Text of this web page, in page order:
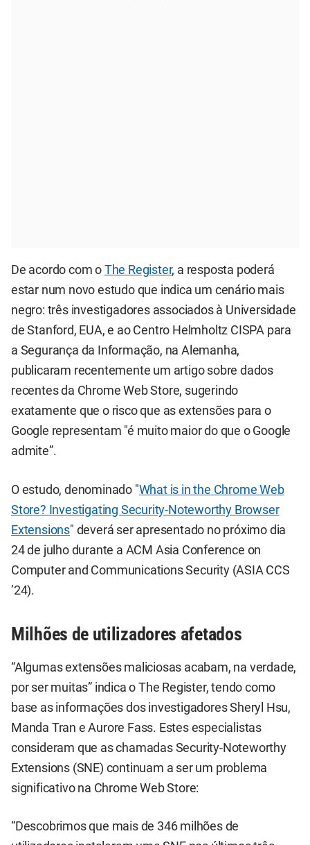
De acordo com o The Register, a resposta poderá
estar num novo estudo que indica um cenário mais
negro: três investigadores associados à Universidade
de Stanford, EUA, e ao Centro Helmholtz CISPA para
a Segurança da Informação, na Alemanha,
publicaram recentemente um artigo sobre dados
recentes da Chrome Web Store, sugerindo
exatamente que o risco que as extensões para o
Google representam "é muito maior do que o Google
admite”.
O estudo, denominado "What is in the Chrome Web
Store? Investigating Security-Noteworthy Browser
Extensions" deverá ser apresentado no próximo dia
24 de julho durante a ACM Asia Conference on
Computer and Communications Security (ASIA CCS
’24).
Milhões de utilizadores afetados
“Algumas extensões maliciosas acabam, na verdade,
por ser muitas” indica o The Register, tendo como
base as informações dos investigadores Sheryl Hsu,
Manda Tran e Aurore Fass. Estes especialistas
consideram que as chamadas Security-Noteworthy
Extensions (SNE) continuam a ser um problema
significativo na Chrome Web Store:
“Descobrimos que mais de 346 milhões de